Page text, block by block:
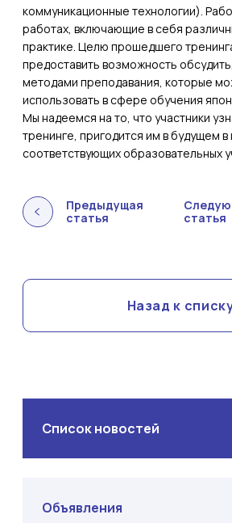
коммуникационные технологии).
работах, включающие в себя
практике. Целю прошедшего
предоставить возможность
методами преподавания, которые
использовать в сфере обучения
Мы надеемся на то, что участники
тренинге, пригодится им в будущем в
соответствующих образовательных
Предыдущая
статья
статья
Назад к
Список новостей
Объявления